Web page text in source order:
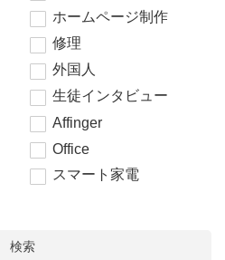
ホームページ制作
修理
外国人
生徒インタビュー
Affinger
Office
スマート家電
検索